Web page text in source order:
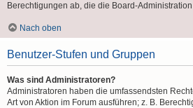
Berechtigungen ab, die die Board-
Nach oben
Benutzer-Stufen und Gruppen
Was sind Administratoren?
Administratoren haben die umfassendsten
Art von Aktion im Forum ausführen; z. B.